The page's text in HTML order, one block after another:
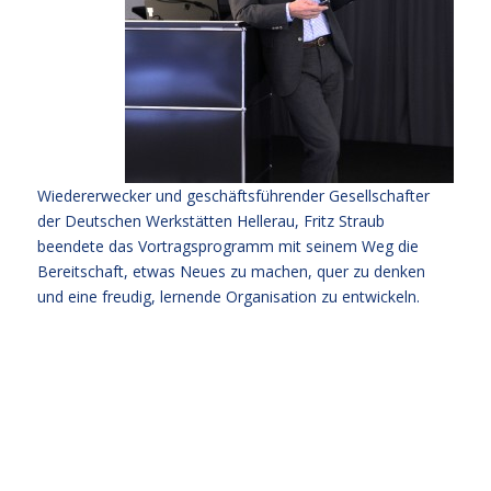
Wiedererwecker und geschäftsführender Gesellschafter
der Deutschen Werkstätten Hellerau, Fritz Straub
beendete das Vortragsprogramm mit seinem Weg die
Bereitschaft, etwas Neues zu machen, quer zu denken
und eine freudig, lernende Organisation zu entwickeln.